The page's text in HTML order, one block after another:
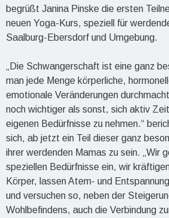
begrüßt Janina Pinske die ersten
neuen Yoga-Kurs, speziell für
Saalburg-Ebersdorf und Umgebung.
„Die Schwangerschaft ist eine ganz
man jede Menge körperliche,
emotionale Veränderungen
noch wichtiger als sonst, sich aktiv
eigenen Bedürfnisse zu nehmen.“
sich, ab jetzt ein Teil dieser ganz
ihrer werdenden Mamas zu sein. „Wir
speziellen Bedürfnisse ein, wir
Körper, lassen Atem- und
und versuchen so, neben der
Wohlbefindens, auch die Verbindung